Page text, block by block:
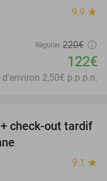
9.9 star
Régulier 220€
122€
2,50€ p.p.p.n.
52%
check-out tardif
9.1 star